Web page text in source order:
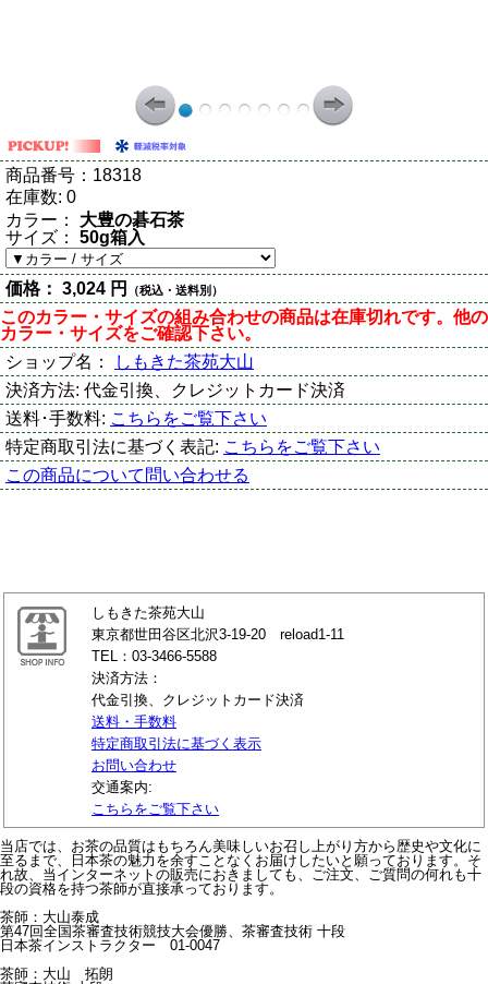
商品番号： 18318
在庫数: 0
カラー：
大豊の碁石茶
サイズ：
50g箱入
価格： 3,024 円 （税込・送料別）
このカラー・サイズの組み合わせの商品は在庫切れです。他の
カラー・サイズをご確認下さい。
ショップ名：
しもきた茶苑大山
決済方法: 代金引換、クレジットカード決済
送料･手数料: こちらをご覧下さい
特定商取引法に基づく表記: こちらをご覧下さい
この商品について問い合わせる
しもきた茶苑大山
東京都世田谷区北沢3-19-20 reload1-11
TEL：03-3466-5588
決済方法：
代金引換、クレジットカード決済
送料・手数料
特定商取引法に基づく表示
お問い合わせ
交通案内:
こちらをご覧下さい
当店では、お茶の品質はもちろん美味しいお召し上がり方から歴史や文化に
至るまで、日本茶の魅力を余すことなくお届けしたいと願っております。そ
れ故、当インターネットの販売におきましても、ご注文、ご質問の何れも十
段の資格を持つ茶師が直接承っております。
茶師：大山泰成
第47回全国茶審査技術競技大会優勝、茶審査技術 十段
日本茶インストラクター 01-0047
茶師：大山 拓朗